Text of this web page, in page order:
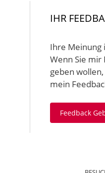
IHR
Ihre Meinung
Wenn Sie mir
geben
mein
Feedback